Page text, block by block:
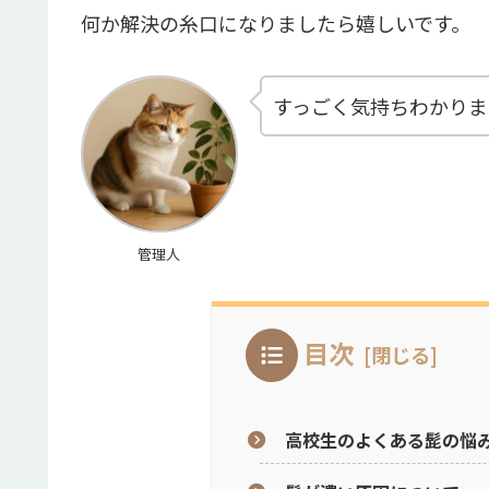
何か解決の糸口になりましたら嬉しいです。
管理人
すっごく気持ちわかり
目次
高校生のよくある髭の悩